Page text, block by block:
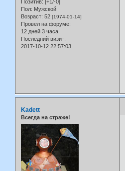
Позитив: [+1/-0]
Пол: Мужской
Возраст: 52 [1974-01-14]
Провел на форуме:
12 дней 3 часа
Последний визит:
2017-10-12 22:57:03
Kadett
Всегда на страже!